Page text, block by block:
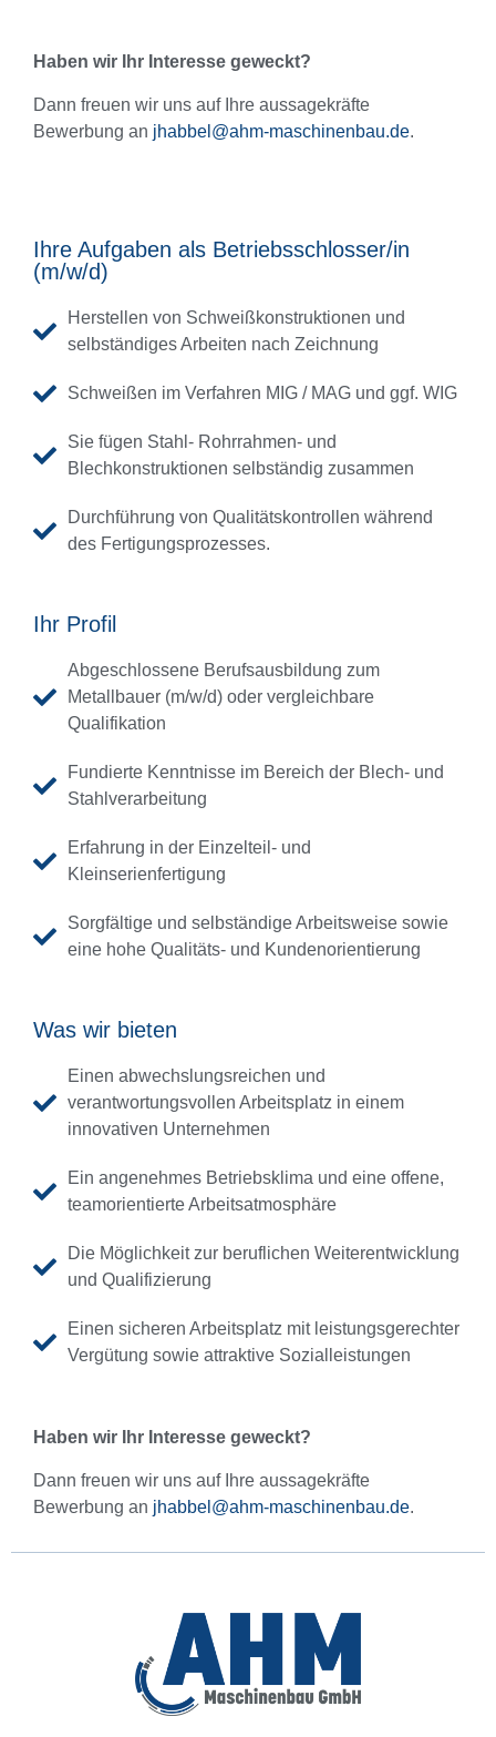
Haben wir Ihr Interesse geweckt?
Dann freuen wir uns auf Ihre aussagekräfte
Bewerbung an jhabbel@ahm-maschinenbau.de.
Ihre Aufgaben als Betriebsschlosser/in
(m/w/d)
Herstellen von Schweißkonstruktionen und
selbständiges Arbeiten nach Zeichnung
Schweißen im Verfahren MIG / MAG und ggf. WIG
Sie fügen Stahl- Rohrrahmen- und
Blechkonstruktionen selbständig zusammen
Durchführung von Qualitätskontrollen während
des Fertigungsprozesses.
Ihr Profil
Abgeschlossene Berufsausbildung zum
Metallbauer (m/w/d) oder vergleichbare
Qualifikation
Fundierte Kenntnisse im Bereich der Blech- und
Stahlverarbeitung
Erfahrung in der Einzelteil- und
Kleinserienfertigung
Sorgfältige und selbständige Arbeitsweise sowie
eine hohe Qualitäts- und Kundenorientierung
Was wir bieten
Einen abwechslungsreichen und
verantwortungsvollen Arbeitsplatz in einem
innovativen Unternehmen
Ein angenehmes Betriebsklima und eine offene,
teamorientierte Arbeitsatmosphäre
Die Möglichkeit zur beruflichen Weiterentwicklung
und Qualifizierung
Einen sicheren Arbeitsplatz mit leistungsgerechter
Vergütung sowie attraktive Sozialleistungen
Haben wir Ihr Interesse geweckt?
Dann freuen wir uns auf Ihre aussagekräfte
Bewerbung an jhabbel@ahm-maschinenbau.de.